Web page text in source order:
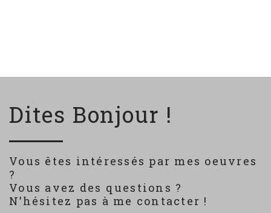
Dites Bonjour !
Vous êtes intéressés par mes oeuvres
?
Vous avez des questions ?
N’hésitez pas à me contacter !